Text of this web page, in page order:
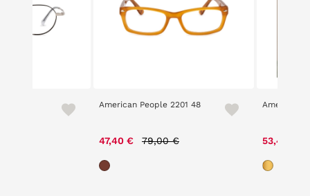
American People 2201 48
47,40 € 79,00 €
American
53,40 €